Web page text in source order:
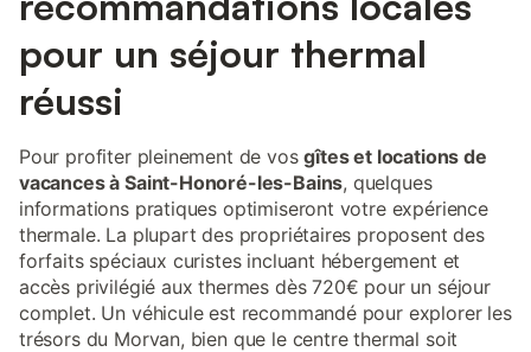
pour un séjour thermal
réussi
Pour profiter pleinement de vosgîtes et locations de
vacances à Saint-Honoré-les-Bains, quelques
informations pratiques optimiseront votre expérience
thermale. La plupart des propriétaires proposent des
forfaits spéciaux curistes incluant hébergement et
accès privilégié aux thermes dès 720€ pour un séjour
complet. Un véhicule est recommandé pour explorer les
trésors du Morvan, bien que le centre thermal soit